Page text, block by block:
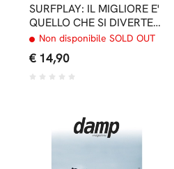
SURFPLAY: IL MIGLIORE E'
QUELLO CHE SI DIVERTE
DI PIU'
Non disponibile SOLD OUT
€ 14,90